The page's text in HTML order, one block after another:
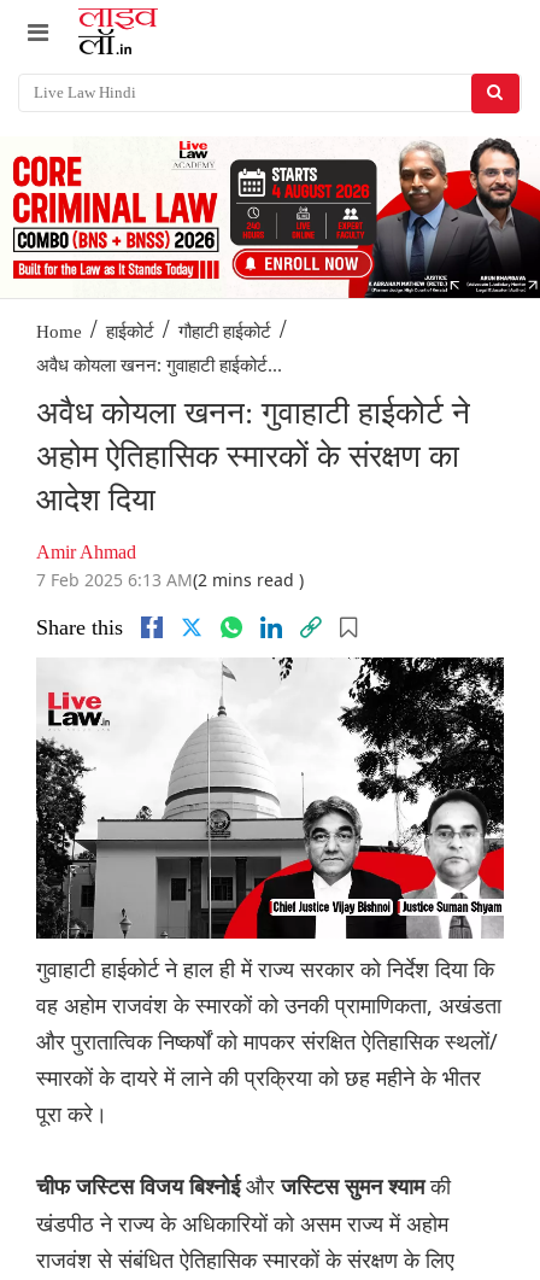
Home / हाईकोर्ट / गौहाटी हाईकोर्ट /
अवैध कोयला खनन: गुवाहाटी हाईकोर्ट...
अवैध कोयला खनन: गुवाहाटी हाईकोर्ट ने
अहोम ऐतिहासिक स्मारकों के संरक्षण का
आदेश दिया
Amir Ahmad
7 Feb 2025 6:13 AM(2 mins read )
Share this
गुवाहाटी हाईकोर्ट ने हाल ही में राज्य सरकार को निर्देश दिया कि
वह अहोम राजवंश के स्मारकों को उनकी प्रामाणिकता, अखंडता
और पुरातात्विक निष्कर्षों को मापकर संरक्षित ऐतिहासिक स्थलों/
स्मारकों के दायरे में लाने की प्रक्रिया को छह महीने के भीतर
पूरा करे।
चीफ जस्टिस विजय बिश्नोईऔरजस्टिस सुमन श्यामकी
खंडपीठ ने राज्य के अधिकारियों को असम राज्य में अहोम
राजवंश से संबंधित ऐतिहासिक स्मारकों के संरक्षण के लिए